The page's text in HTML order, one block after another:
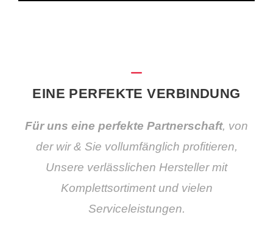
EINE PERFEKTE VERBINDUNG
Für uns eine perfekte Partnerschaft, von
der wir & Sie vollumfänglich profitieren,
Unsere verlässlichen Hersteller mit
Komplettsortiment und vielen
Serviceleistungen.